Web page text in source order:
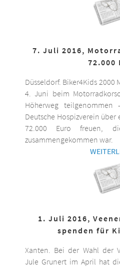
7. Juli 2016,
72.000
Düsseldorf. Biker4Kids
4. Juni beim
Höherweg
Deutsche Hospizverein
72.000 Euro freuen,
zusammengekommen war.
1. Juli 2016,
spenden für
Xanten. Bei der Wahl der
Jule Grunert im April hat